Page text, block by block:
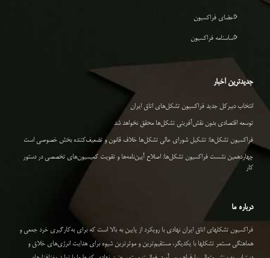
اعضای فراکسیون
اساسنامه فراکسیون
جدیدترین اخبار
انتخاب دبیرکل جدید فراکسیون تشکل‌های اتاق ایران
توسعه اقتصادی بدون نقش‌آفرینی تشکل‌ها محقق نخواهد شد
فراکسیون تشکل‌ها: تشکیل شورای عالی تشکل‌ها خلاف قانون و تضعیف‌کننده بخش خصوصی است
چهاردهمین نشست فراکسیون تشکل‌ها: اصلاح آیین‌نامه‌ها و تقویت کمیسیون‌های تخصصی در دستور
کار
درباره ما
فراکسیون تشکلهای اتاق ایران نهادی با رویکرد از پایین به بالا است که برای به‌کارگیری خرد جمعی و
هماهنگی مستمر تشکلها با یکدیگر، مستقیم‌ترین و موثرترین شیوه برای هدایت انرژی‌های خلاق و